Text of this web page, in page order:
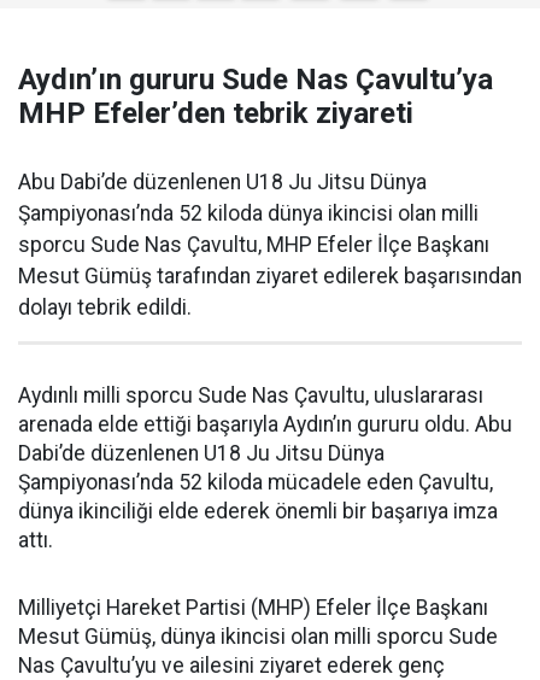
Aydın’ın gururu Sude Nas Çavultu’ya
MHP Efeler’den tebrik ziyareti
Abu Dabi’de düzenlenen U18 Ju Jitsu Dünya
Şampiyonası’nda 52 kiloda dünya ikincisi olan milli
sporcu Sude Nas Çavultu, MHP Efeler İlçe Başkanı
Mesut Gümüş tarafından ziyaret edilerek başarısından
dolayı tebrik edildi.
Aydınlı milli sporcu Sude Nas Çavultu, uluslararası
arenada elde ettiği başarıyla Aydın’ın gururu oldu. Abu
Dabi’de düzenlenen U18 Ju Jitsu Dünya
Şampiyonası’nda 52 kiloda mücadele eden Çavultu,
dünya ikinciliği elde ederek önemli bir başarıya imza
attı.
Milliyetçi Hareket Partisi (MHP) Efeler İlçe Başkanı
Mesut Gümüş, dünya ikincisi olan milli sporcu Sude
Nas Çavultu’yu ve ailesini ziyaret ederek genç